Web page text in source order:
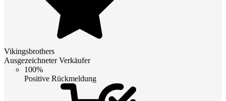
Vikingsbrothers
Ausgezeichneter Verkäufer
100%
Positive Rückmeldung